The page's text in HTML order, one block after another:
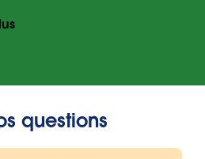
questions